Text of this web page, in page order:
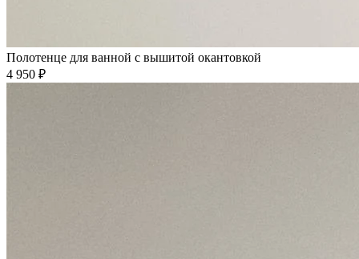
Полотенце для ванной с вышитой окантовкой
4 950 ₽